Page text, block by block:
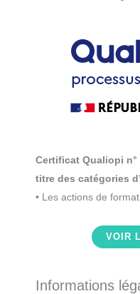
Certificat Qualiopi n°
titre des catégories
• Les actions de
VOIR
Informations